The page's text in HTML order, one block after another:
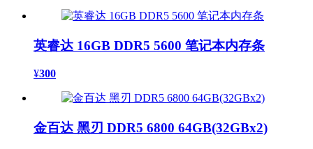
英睿达 16GB DDR5 5600 笔记本内存条
¥300
金百达 黑刃 DDR5 6800 64GB(32GBx2)